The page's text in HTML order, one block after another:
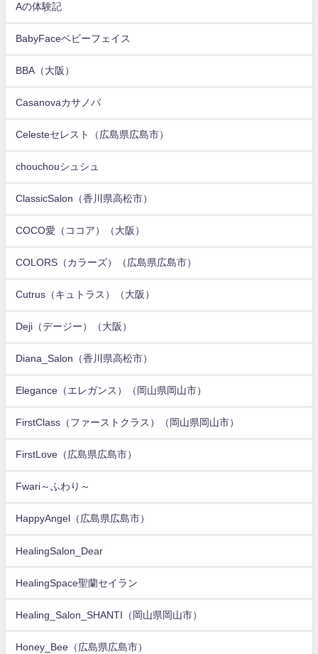
Aの体験記
BabyFaceベビーフェイス
BBA（大阪）
Casanovaカサノバ
Celesteセレスト（広島県広島市）
chouchouシュシュ
ClassicSalon（香川県高松市）
COCO愛（ココア）（大阪）
COLORS（カラーズ）（広島県広島市）
Cutrus（キュトラス）（大阪）
Deji（デージー）（大阪）
Diana_Salon（香川県高松市）
Elegance（エレガンス）（岡山県岡山市）
FirstClass（ファーストクラス）（岡山県岡山市）
FirstLove（広島県広島市）
Fwari～ふわり～
HappyAngel（広島県広島市）
HealingSalon_Dear
HealingSpace聖蘭セイラン
Healing_Salon_SHANTI（岡山県岡山市）
Honey_Bee（広島県広島市）